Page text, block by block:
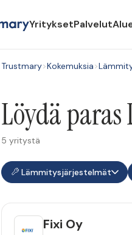
YrityksetPalvelut
Trustmary>Kokemuksia>
Löydä
5 yritystä
Lämmitysjärjestelmät
Fixi Oy